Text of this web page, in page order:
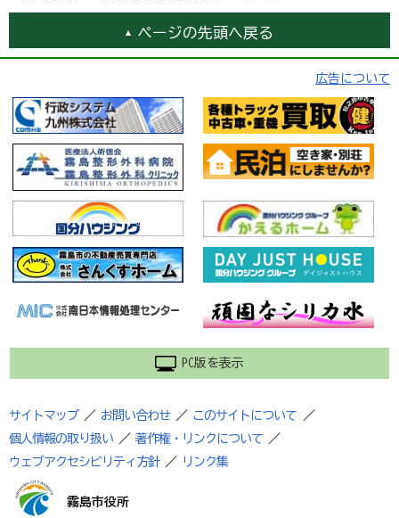
ページの先頭へ戻る
広告について
PC版を表示
サイトマップ ／ お問い合わせ ／ このサイトについて
／
個人情報の取り扱い ／ 著作権・リンクについて ／
ウェブアクセシビリティ方針 ／ リンク集
霧島市役所